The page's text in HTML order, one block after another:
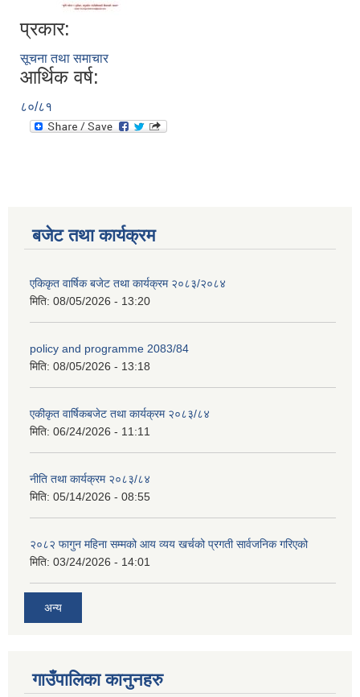
प्रकार:
सूचना तथा समाचार
आर्थिक वर्ष:
८०/८१
बजेट तथा कार्यक्रम
एकिकृत वार्षिक बजेट तथा कार्यक्रम २०८३/२०८४
मिति: 08/05/2026 - 13:20
policy and programme 2083/84
मिति: 08/05/2026 - 13:18
एकीकृत वार्षिकबजेट तथा कार्यक्रम २०८३/८४
मिति: 06/24/2026 - 11:11
नीति तथा कार्यक्रम २०८३/८४
मिति: 05/14/2026 - 08:55
२०८२ फागुन महिना सम्मको आय व्यय खर्चको प्रगती सार्वजनिक गरिएको
मिति: 03/24/2026 - 14:01
अन्य
गाउँपालिका कानुनहरु